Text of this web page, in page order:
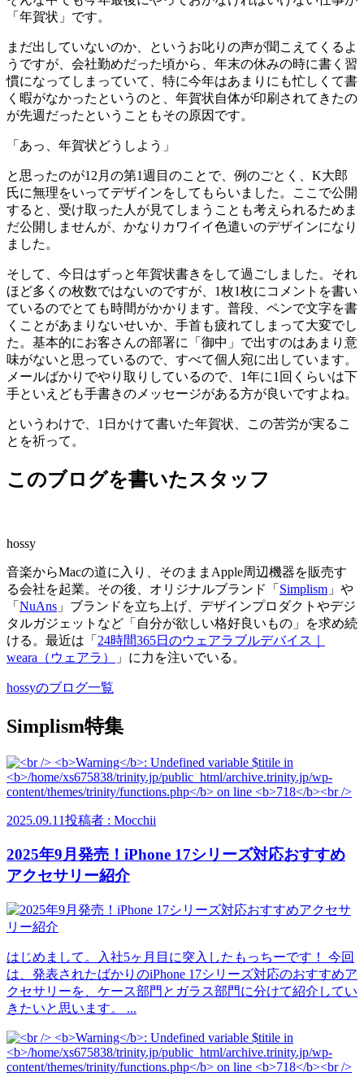
「年賀状」です。
まだ出していないのか、というお叱りの声が聞こえてくるよ
うですが、会社勤めだった頃から、年末の休みの時に書く習
慣になってしまっていて、特に今年はあまりにも忙しくて書
く暇がなかったというのと、年賀状自体が印刷されてきたの
が先週だったということもその原因です。
「あっ、年賀状どうしよう」
と思ったのが12月の第1週目のことで、例のごとく、K大郎
氏に無理をいってデザインをしてもらいました。ここで公開
すると、受け取った人が見てしまうことも考えられるためま
だ公開しませんが、かなりカワイイ色遣いのデザインになり
ました。
そして、今日はずっと年賀状書きをして過ごしました。それ
ほど多くの枚数ではないのですが、1枚1枚にコメントを書い
ているのでとても時間がかかります。普段、ペンで文字を書
くことがあまりないせいか、手首も疲れてしまって大変でし
た。基本的にお客さんの部署に「御中」で出すのはあまり意
味がないと思っているので、すべて個人宛に出しています。
メールばかりでやり取りしているので、1年に1回くらいは下
手といえども手書きのメッセージがある方が良いですよね。
というわけで、1日かけて書いた年賀状、この苦労が実るこ
とを祈って。
このブログを書いたスタッフ
hossy
音楽からMacの道に入り、そのままApple周辺機器を販売す
る会社を起業。その後、オリジナルブランド「 Simplism 」や
「 NuAns 」ブランドを立ち上げ、デザインプロダクトやデジ
タルガジェットなど「自分が欲しい格好良いもの」を求め続
ける。最近は「 24時間365日のウェアラブルデバイス｜
weara（ウェアラ）
」に力を注いでいる。
hossyのブログ一覧
Simplism特集
2025.09.11投稿者 : Mocchii
2025年9月発売！iPhone 17シリーズ対応おすすめ
アクセサリー紹介
はじめまして。入社5ヶ月目に突入したもっちーです！ 今回
は、発表されたばかりのiPhone 17シリーズ対応のおすすめア
クセサリーを、ケース部門とガラス部門に分けて紹介してい
きたいと思います。 ...